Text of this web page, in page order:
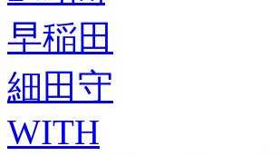
早稲田
細田守
WITH